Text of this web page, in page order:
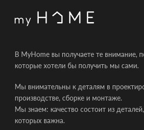
В MyHome вы получаете те внимание,
которые хотели бы получить мы сами.
Мы внимательны к деталям в
производстве, сборке и монтаже.
Мы знаем: качество состоит из
которых важна.